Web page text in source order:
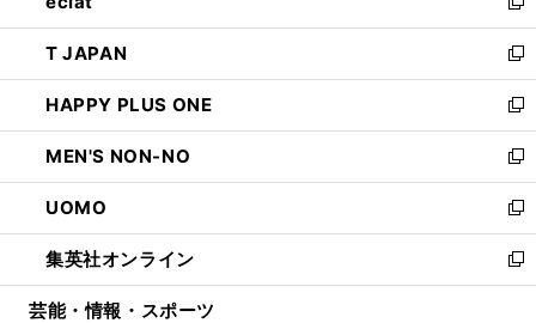
開
く
ウ
で
開
く
ィ
ン
ド
ウ
で
開
く
い
ウ
ィ
ン
ド
ウ
で
開
く
新
し
い
ウ
ィ
ン
ド
ウ
で
開
く
T JAPAN
新
し
い
ウ
ィ
ン
ド
ウ
で
開
HAPPY PLUS ONE
新
し
い
ウ
ィ
ン
ド
ウ
MEN'S NON-NO
新
し
い
ウ
ィ
ン
UOMO
新
し
い
ウ
集英社オンライン
新
し
芸能・情報・スポーツ